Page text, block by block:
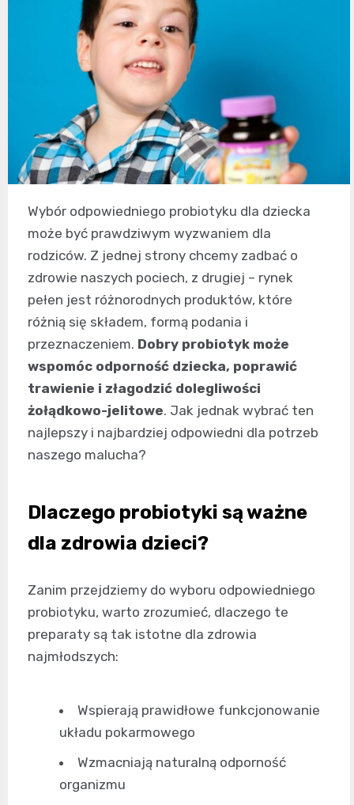
Wybór odpowiedniego probiotyku dla dziecka
może być prawdziwym wyzwaniem dla
rodziców. Z jednej strony chcemy zadbać o
zdrowie naszych pociech, z drugiej – rynek
pełen jest różnorodnych produktów, które
różnią się składem, formą podania i
przeznaczeniem. Dobry probiotyk może
wspomóc odporność dziecka, poprawić
trawienie i złagodzić dolegliwości
żołądkowo-jelitowe. Jak jednak wybrać ten
najlepszy i najbardziej odpowiedni dla potrzeb
naszego malucha?
Dlaczego probiotyki są ważne
dla zdrowia dzieci?
Zanim przejdziemy do wyboru odpowiedniego
probiotyku, warto zrozumieć, dlaczego te
preparaty są tak istotne dla zdrowia
najmłodszych:
Wspierają prawidłowe funkcjonowanie
układu pokarmowego
Wzmacniają naturalną odporność
organizmu